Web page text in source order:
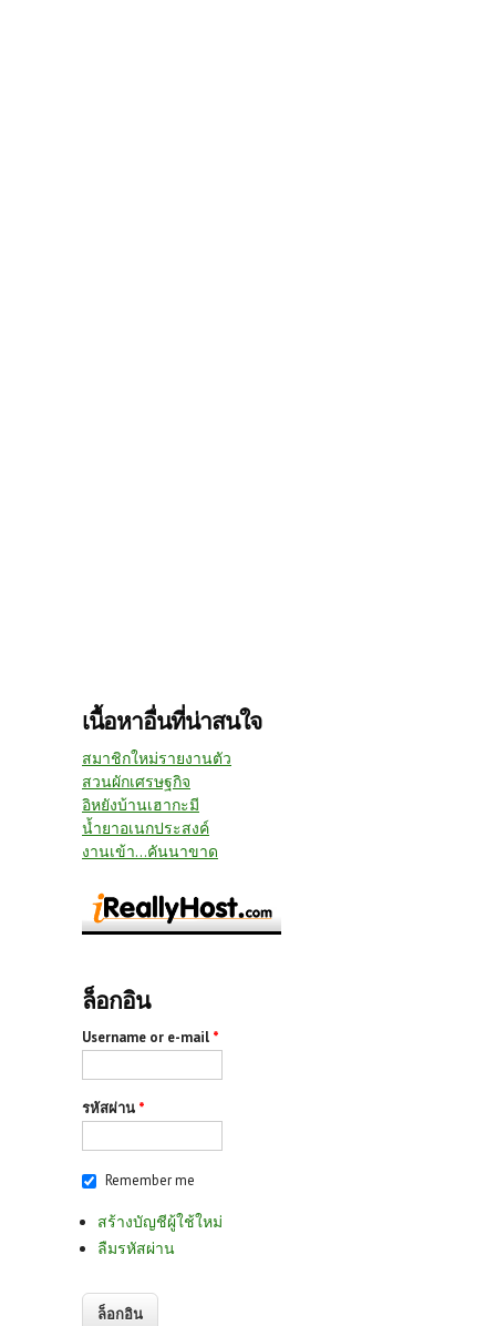
เนื้อหาอื่นที่น่าสนใจ
สมาชิกใหม่รายงานตัว
สวนผักเศรษฐกิจ
อิหยังบ้านเฮากะมี
น้ำยาอเนกประสงค์
งานเข้า...คันนาขาด
ล็อกอิน
Username or e-mail *
รหัสผ่าน *
Remember me
สร้างบัญชีผู้ใช้ใหม่
ลืมรหัสผ่าน